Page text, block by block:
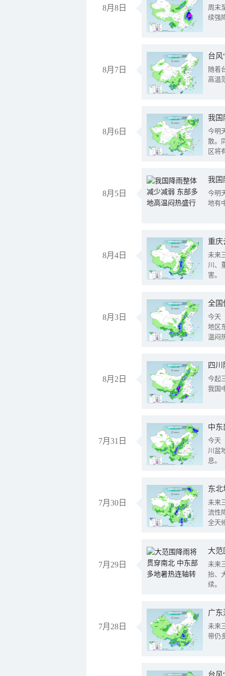
8月8日
周末
续强
8月7日
台风
随着
高温
8月6日
今明
散。
区将
8月5日
我国
今明
地有
8月4日
重庆
未来
川、
害。
8月3日
全国
今天
地区
温闷
8月2日
今起
我国
7月31日
中东
今天
川盆
息。
7月30日
东北
未来
流性
全天
7月29日
大范
未来
抬、
续。
7月28日
广东
未来
带仍